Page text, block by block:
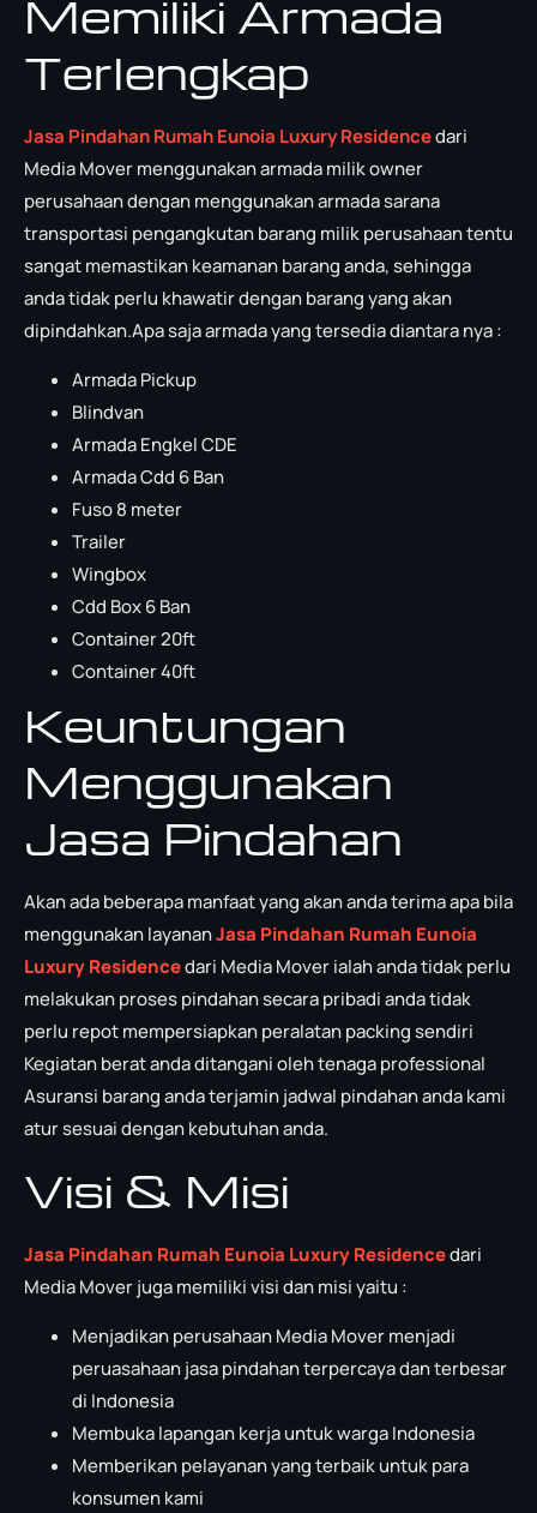
Memiliki Armada
Terlengkap
Jasa Pindahan Rumah Eunoia Luxury Residencedari
Media Mover menggunakan armada milik owner
perusahaan dengan menggunakan armada sarana
transportasi pengangkutan barang milik perusahaan tentu
sangat memastikan keamanan barang anda, sehingga
anda tidak perlu khawatir dengan barang yang akan
dipindahkan.Apa saja armada yang tersedia diantara nya :
Armada Pickup
Blindvan
Armada Engkel CDE
Armada Cdd 6 Ban
Fuso 8 meter
Trailer
Wingbox
Cdd Box 6 Ban
Container 20ft
Container 40ft
Keuntungan
Menggunakan
Jasa Pindahan
Akan ada beberapa manfaat yang akan anda terima apa bila
menggunakan layananJasa Pindahan Rumah Eunoia
Luxury Residencedari Media Mover ialah anda tidak perlu
melakukan proses pindahan secara pribadi anda tidak
perlu repot mempersiapkan peralatan packing sendiri
Kegiatan berat anda ditangani oleh tenaga professional
Asuransi barang anda terjamin jadwal pindahan anda kami
atur sesuai dengan kebutuhan anda.
Visi & Misi
Jasa Pindahan Rumah Eunoia Luxury Residencedari
Media Mover juga memiliki visi dan misi yaitu :
Menjadikan perusahaan Media Mover menjadi
peruasahaan jasa pindahan terpercaya dan terbesar
di Indonesia
Membuka lapangan kerja untuk warga Indonesia
Memberikan pelayanan yang terbaik untuk para
konsumen kami